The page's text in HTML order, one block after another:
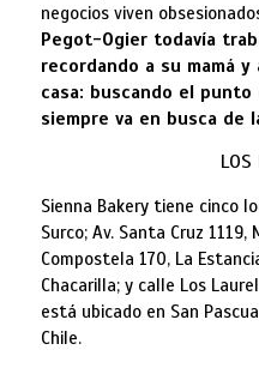
negocios viven
Pegot-Ogier todavía
recordando a su mamá
casa: buscando el
siempre va en busca de
LOS
Sienna Bakery tiene cinco
Surco; Av. Santa Cruz
Compostela 170, La
Chacarilla; y calle Los
está ubicado en San
Chile.